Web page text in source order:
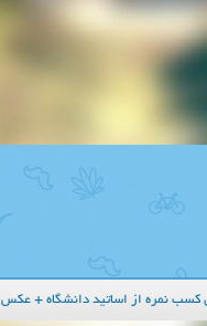
کسب نمره از اساتید دانشگاه + عکس